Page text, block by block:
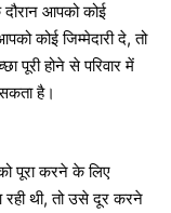
आपको कोई
कोई जिम्मेदारी दे, तो
होने से परिवार में
है।
पूरा करने के लिए
रही थी, तो उसे दूर करने